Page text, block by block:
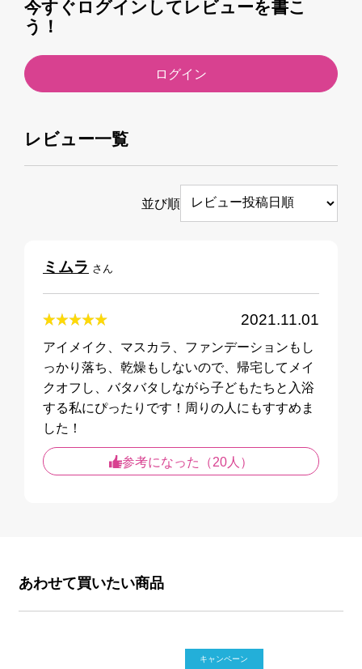
今すぐログインしてレビューを書こ
う！
ログイン
レビュー一覧
並び順
ミムラ さん
2021.11.01
アイメイク、マスカラ、ファンデーションもし
っかり落ち、乾燥もしないので、帰宅してメイ
クオフし、バタバタしながら子どもたちと入浴
する私にぴったりです！周りの人にもすすめま
した！
参考になった（20人）
あわせて買いたい商品
キャンペーン